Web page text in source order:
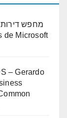
מחפש דירות
de Microsoft
– Gerardo